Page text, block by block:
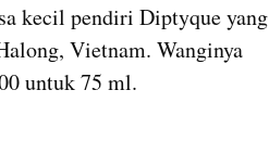
kecil pendiri Diptyque yang
Vietnam. Wanginya
untuk 75 ml.